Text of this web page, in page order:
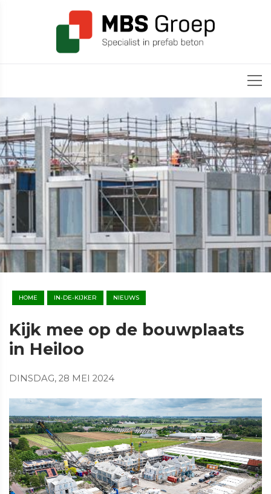
HOME IN-DE-KIJKER NIEUWS
Kijk mee op de bouwplaats
in Heiloo
DINSDAG, 28 MEI 2024